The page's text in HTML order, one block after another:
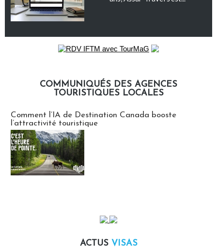
COMMUNIQUÉS DES AGENCES
TOURISTIQUES LOCALES
Comment l’IA de Destination Canada booste
l’attractivité touristique
ACTUS VISAS